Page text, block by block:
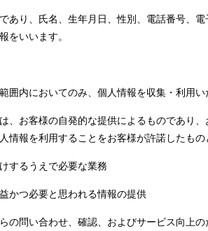
あり、氏名、生年月日、性別、電話番号、
をいいます。
囲内においてのみ、個人情報を収集・利用い
、お客様の自発的な提供によるものであり
情報を利用することをお客様が許諾したもの
するうえで必要な業務
かつ必要と思われる情報の提供
の問い合わせ、確認、およびサービス向上